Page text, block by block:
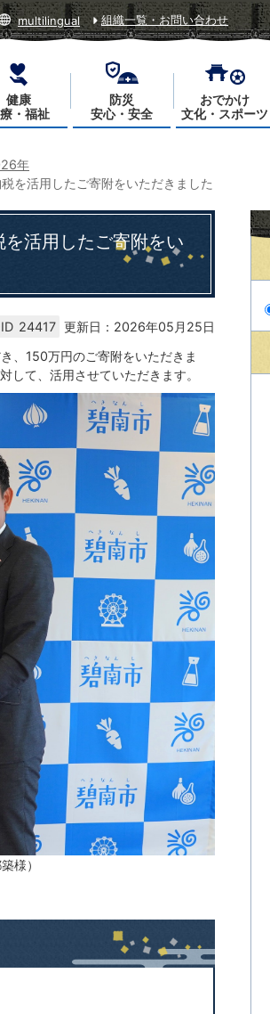
multilingual 組織一覧・お問い合わせ
健康
・福祉
防災
安心・安全
おでかけ
文化・スポーツ
年
を活用したご寄附をいただきました
活用したご寄附をい
24417 更新日：2026年05月25日
、150万円のご寄附をいただきま
して、活用させていただきます。
様）